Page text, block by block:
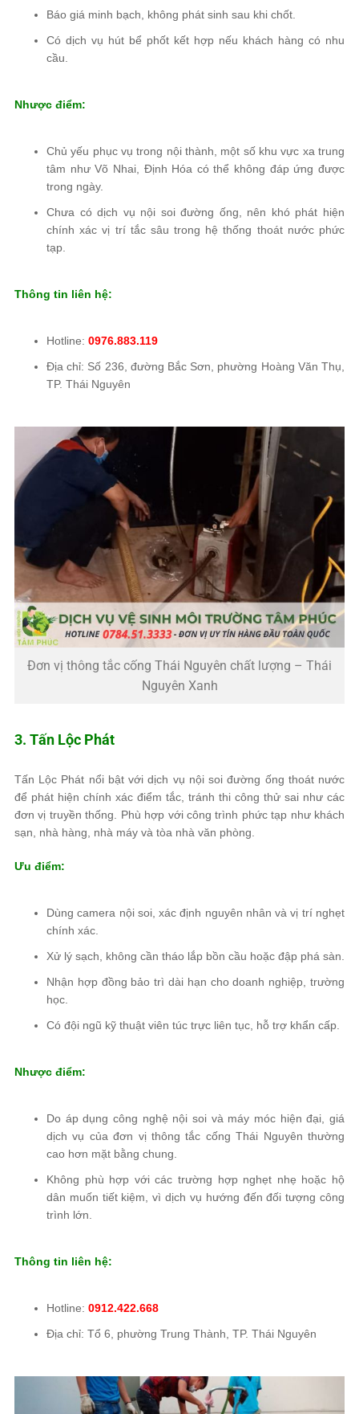
Báo giá minh bạch, không phát sinh sau khi chốt.
Có dịch vụ hút bể phốt kết hợp nếu khách hàng có nhu
cầu.
Nhược điểm:
Chủ yếu phục vụ trong nội thành, một số khu vực xa trung
tâm như Võ Nhai, Định Hóa có thể không đáp ứng được
trong ngày.
Chưa có dịch vụ nội soi đường ống, nên khó phát hiện
chính xác vị trí tắc sâu trong hệ thống thoát nước phức
tạp.
Thông tin liên hệ:
Hotline: 0976.883.119
Địa chỉ: Số 236, đường Bắc Sơn, phường Hoàng Văn Thụ,
TP. Thái Nguyên
Đơn vị thông tắc cống Thái Nguyên chất lượng – Thái
Nguyên Xanh
3. Tấn Lộc Phát
Tấn Lộc Phát nổi bật với dịch vụ nội soi đường ống thoát nước
để phát hiện chính xác điểm tắc, tránh thi công thử sai như các
đơn vị truyền thống. Phù hợp với công trình phức tạp như khách
sạn, nhà hàng, nhà máy và tòa nhà văn phòng.
Ưu điểm:
Dùng camera nội soi, xác định nguyên nhân và vị trí nghẹt
chính xác.
Xử lý sạch, không cần tháo lắp bồn cầu hoặc đập phá sàn.
Nhận hợp đồng bảo trì dài hạn cho doanh nghiệp, trường
học.
Có đội ngũ kỹ thuật viên túc trực liên tục, hỗ trợ khẩn cấp.
Nhược điểm:
Do áp dụng công nghệ nội soi và máy móc hiện đại, giá
dịch vụ của đơn vị thông tắc cống Thái Nguyên thường
cao hơn mặt bằng chung.
Không phù hợp với các trường hợp nghẹt nhẹ hoặc hộ
dân muốn tiết kiệm, vì dịch vụ hướng đến đối tượng công
trình lớn.
Thông tin liên hệ:
Hotline: 0912.422.668
Địa chỉ: Tổ 6, phường Trung Thành, TP. Thái Nguyên